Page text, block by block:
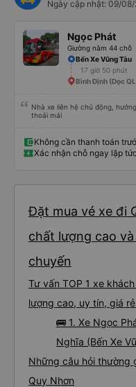
Ngày cập nhật: 09/
Ngọc Phát
Giường nằm 44 chỗ
Bến Xe Vũng Tàu
17 giờ 50 phút
Bình Định (Dọc
Nhà xe liên hệ chủ động,
thoải mái
Không cần thanh toán
Xác nhận chỗ ngay lập tức
Đặt mua vé xe đi
chất lượng cao
chuyến
Tư vấn TOP 1 xe
lượng cao, uy tín, giá
🚌 1. Xe Ngọc
Nghĩa (Bến Xe
Những câu hỏi thường
Quy Nhơn